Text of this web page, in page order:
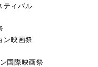
ティバル
ン映画祭
国際映画祭